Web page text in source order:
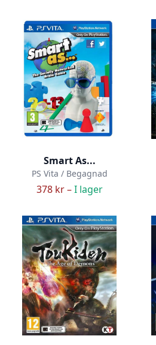
Smart As...
PS Vita / Begagnad
378 kr –I lager